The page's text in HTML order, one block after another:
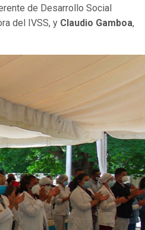
de Desarrollo Social
del IVSS, y Claudio Gamboa,